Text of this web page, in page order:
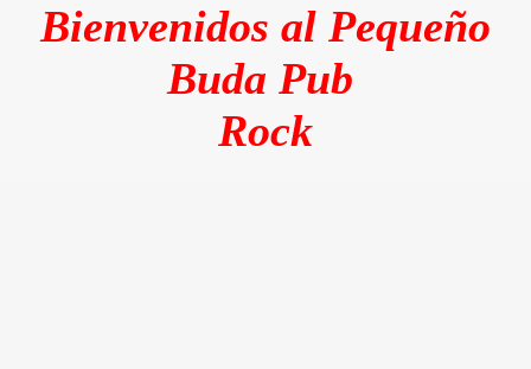
Bienvenidos al Pequeño
Buda Pub
Rock